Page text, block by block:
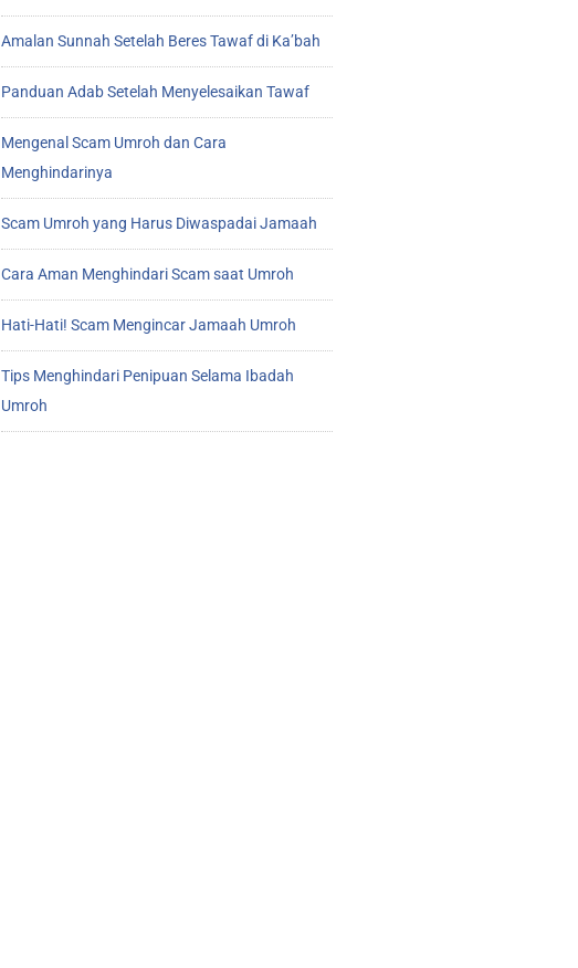
Amalan Sunnah Setelah Beres Tawaf di Ka’bah
Panduan Adab Setelah Menyelesaikan Tawaf
Mengenal Scam Umroh dan Cara
Menghindarinya
Scam Umroh yang Harus Diwaspadai Jamaah
Cara Aman Menghindari Scam saat Umroh
Hati-Hati! Scam Mengincar Jamaah Umroh
Tips Menghindari Penipuan Selama Ibadah
Umroh